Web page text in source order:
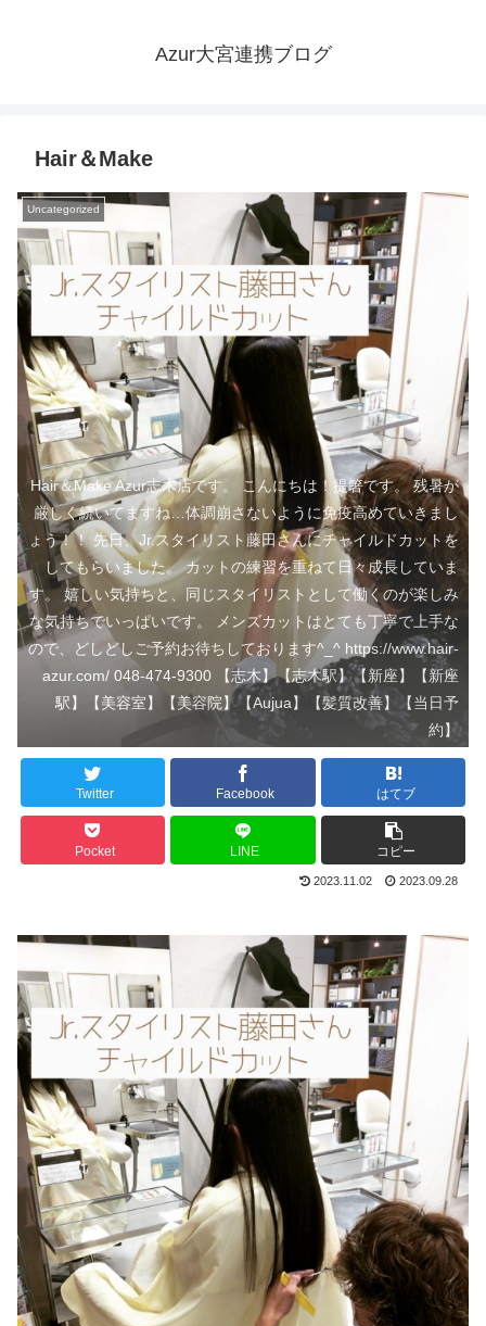
Azur大宮連携ブログ
Hair＆Make
Uncategorized
Hair＆Make Azur志木店です。 こんにちは！提箸です。 残暑が
厳しく続いてますね…体調崩さないように免疫高めていきまし
ょう！！ 先日、Jr.スタイリスト藤田さんにチャイルドカットを
してもらいました。 カットの練習を重ねて日々成長していま
す。 嬉しい気持ちと、同じスタイリストとして働くのが楽しみ
な気持ちでいっぱいです。 メンズカットはとても丁寧で上手な
ので、どしどしご予約お待ちしております^_^ https://www.hair-
azur.com/ 048-474-9300 【志木】【志木駅】【新座】【新座
駅】【美容室】【美容院】【Aujua】【髪質改善】【当日予
約】
Twitter Facebook はてブ
Pocket LINE コピー
2023.11.02 2023.09.28